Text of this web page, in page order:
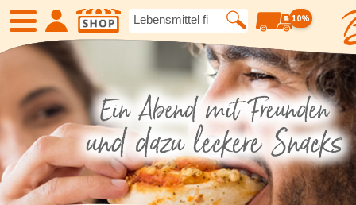
10%
SHOP
Neue Produkte Angebote
Eiskrem Früchte